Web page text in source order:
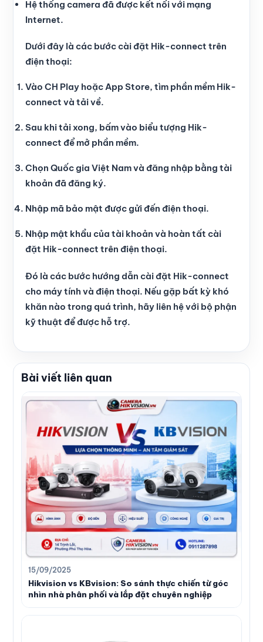
Hệ thống camera đã được kết nối với mạng
Internet.
Dưới đây là các bước cài đặt Hik-connect trên
điện thoại:
Vào CH Play hoặc App Store, tìm phần mềm Hik-
connect và tải về.
Sau khi tải xong, bấm vào biểu tượng Hik-
connect để mở phần mềm.
Chọn Quốc gia Việt Nam và đăng nhập bằng tài
khoản đã đăng ký.
Nhập mã bảo mật được gửi đến điện thoại.
Nhập mật khẩu của tài khoản và hoàn tất cài
đặt Hik-connect trên điện thoại.
Đó là các bước hướng dẫn cài đặt Hik-connect
cho máy tính và điện thoại. Nếu gặp bất kỳ khó
khăn nào trong quá trình, hãy liên hệ với bộ phận
kỹ thuật để được hỗ trợ.
Bài viết liên quan
15/09/2025
Hikvision vs KBvision: So sánh thực chiến từ góc
nhìn nhà phân phối và lắp đặt chuyên nghiệp